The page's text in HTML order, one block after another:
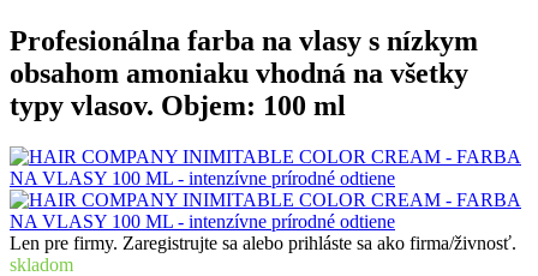
Profesionálna farba na vlasy s nízkym
obsahom amoniaku vhodná na všetky
typy vlasov. Objem: 100 ml
Len pre firmy. Zaregistrujte sa alebo prihláste sa ako firma/živnosť.
skladom